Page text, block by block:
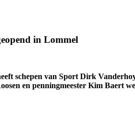
in Lommel
schepen van Sport Dirk
en penningmeester Kim Baert